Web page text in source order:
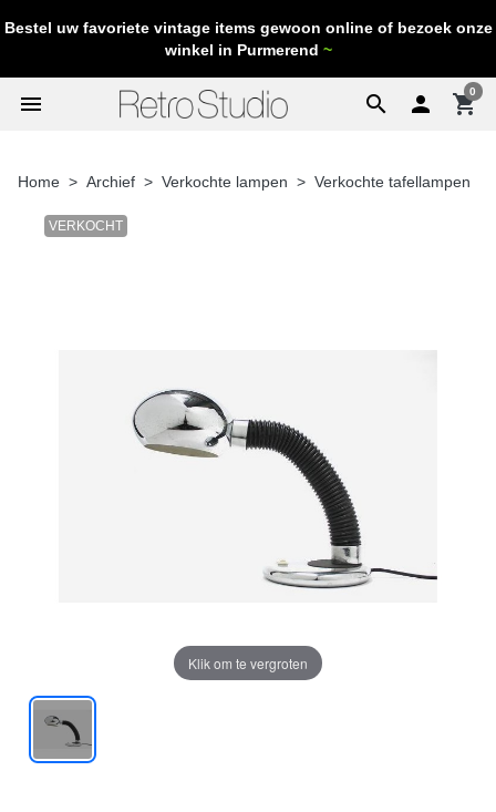
Bestel uw favoriete vintage items gewoon online of bezoek onze
winkel in Purmerend ~
search
menu  shopping_cart
0
Home Archief Verkochte lampen Verkochte tafellampen
VERKOCHT
Klik om te vergroten